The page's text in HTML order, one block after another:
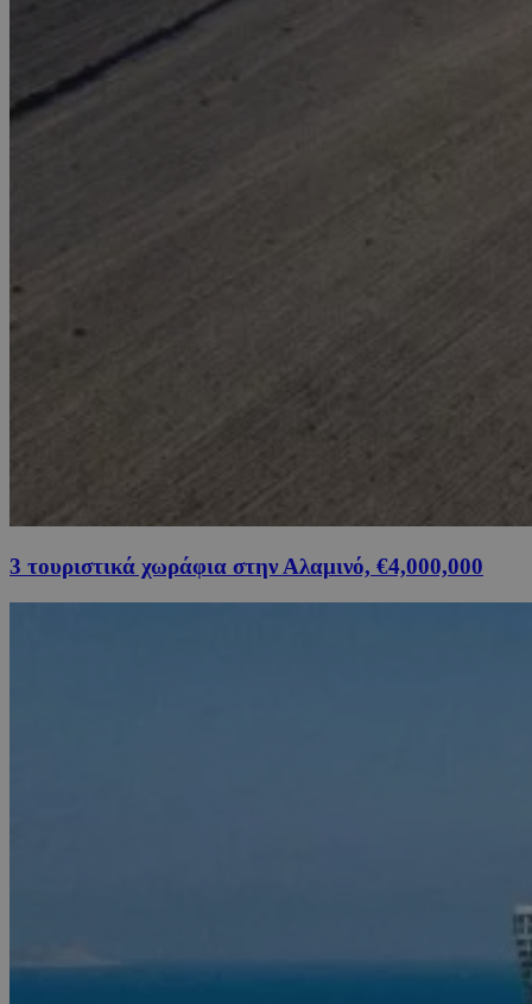
3 τουριστικά χωράφια στην Αλαμινό, €4,000,000